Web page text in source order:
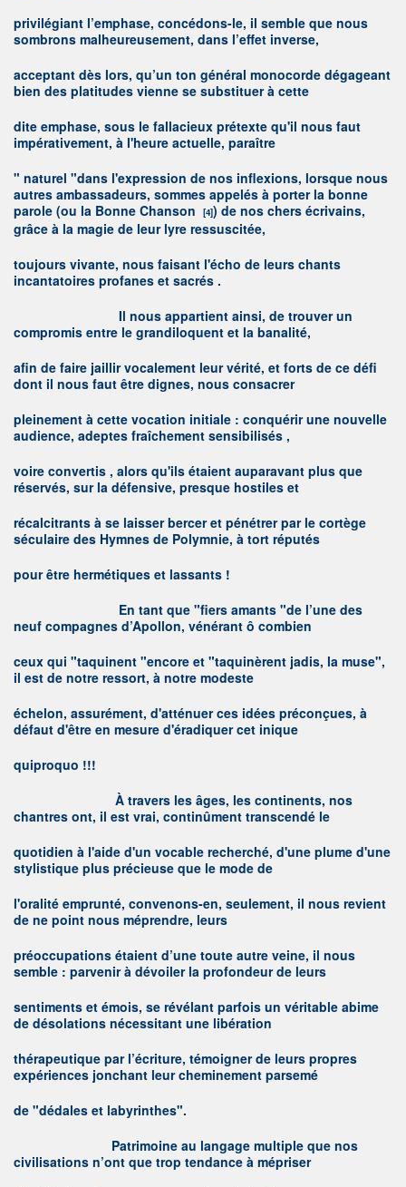
privilégiant l’emphase, concédons-le, il semble que nous
sombrons malheureusement, dans l’effet inverse,
acceptant dès lors, qu’un ton général monocorde dégageant
bien des platitudes vienne se substituer à cette
dite emphase, sous le fallacieux prétexte qu'il nous faut
impérativement, à l'heure actuelle, paraître
" naturel "dans l'expression de nos inflexions, lorsque nous
autres ambassadeurs, sommes appelés à porter la bonne
parole (ou la Bonne Chanson
[4]) de nos chers écrivains,
grâce à la magie de leur lyre ressuscitée,
toujours vivante, nous faisant l'écho de leurs chants
incantatoires profanes et sacrés .
Il nous appartient ainsi, de trouver un
compromis entre le grandiloquent et la banalité,
afin de faire jaillir vocalement leur vérité, et forts de ce défi
dont il nous faut être dignes, nous consacrer
pleinement à cette vocation initiale : conquérir une nouvelle
audience, adeptes fraîchement sensibilisés ,
voire convertis , alors qu'ils étaient auparavant plus que
réservés, sur la défensive, presque hostiles et
récalcitrants à se laisser bercer et pénétrer par le cortège
séculaire des Hymnes de Polymnie, à tort réputés
pour être hermétiques et lassants !
En tant que "fiers amants "de l’une des
neuf compagnes d’Apollon, vénérant ô combien
ceux qui "taquinent "encore et "taquinèrent jadis, la muse",
il est de notre ressort, à notre modeste
échelon, assurément, d'atténuer ces idées préconçues, à
défaut d'être en mesure d'éradiquer cet inique
quiproquo !!!
À travers les âges, les continents, nos
chantres ont, il est vrai, continûment transcendé le
quotidien à l'aide d'un vocable recherché, d'une plume d'une
stylistique plus précieuse que le mode de
l'oralité emprunté, convenons-en, seulement, il nous revient
de ne point nous méprendre, leurs
préoccupations étaient d’une toute autre veine, il nous
semble : parvenir à dévoiler la profondeur de leurs
sentiments et émois, se révélant parfois un véritable abime
de désolations nécessitant une libération
thérapeutique par l’écriture, témoigner de leurs propres
expériences jonchant leur cheminement parsemé
de "dédales et labyrinthes".
Patrimoine au langage multiple que nos
civilisations n’ont que trop tendance à mépriser